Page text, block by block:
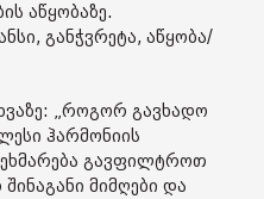
აწყობაზე.
განჭვრეტა, აწყობა/
„როგორ გავხადო
ჰარმონიის
გავფილტროთ
მიმღები და